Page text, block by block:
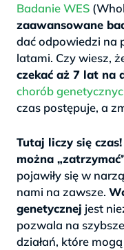
Badanie WES
zaawansowane
dać odpowiedzi na
latami. Czy wiesz,
czekać aż 7 lat na
chorób
czas postępuje, a
Tutaj liczy się
można
pojawiły się w
nami na zawsze.
genetycznej jest
pozwala na
działań, które